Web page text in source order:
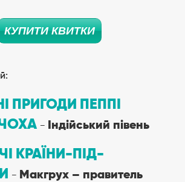
КУПИТИ КВИТКИ
ПРИГОДИ ПЕППІ
− Індійський півень
КРАЇНИ-ПІД-
− Макгрух – правитель